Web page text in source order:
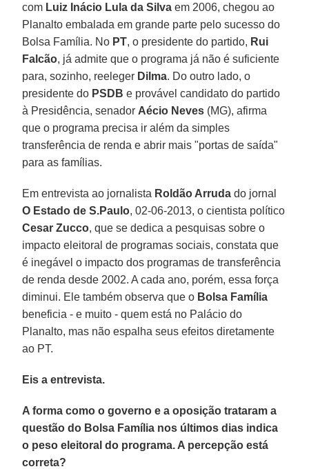
com Luiz Inácio Lula da Silva em 2006, chegou ao
Planalto embalada em grande parte pelo sucesso do
Bolsa Família. No PT, o presidente do partido, Rui
Falcão, já admite que o programa já não é suficiente
para, sozinho, reeleger Dilma. Do outro lado, o
presidente do PSDB e provável candidato do partido
à Presidência, senador Aécio Neves (MG), afirma
que o programa precisa ir além da simples
transferência de renda e abrir mais "portas de saída"
para as famílias.
Em entrevista ao jornalista Roldão Arruda do jornal
O Estado de S.Paulo, 02-06-2013, o cientista político
Cesar Zucco, que se dedica a pesquisas sobre o
impacto eleitoral de programas sociais, constata que
é inegável o impacto dos programas de transferência
de renda desde 2002. A cada ano, porém, essa força
diminui. Ele também observa que o Bolsa Família
beneficia - e muito - quem está no Palácio do
Planalto, mas não espalha seus efeitos diretamente
ao PT.
Eis a entrevista.
A forma como o governo e a oposição trataram a
questão do Bolsa Família nos últimos dias indica
o peso eleitoral do programa. A percepção está
correta?